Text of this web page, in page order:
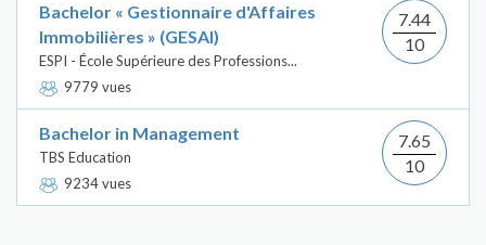
Bachelor « Gestionnaire d'Affaires
Immobilières » (GESAI)
ESPI - École Supérieure des Professions...
9779 vues
7.44
10
Bachelor in Management
TBS Education
9234 vues
7.65
10